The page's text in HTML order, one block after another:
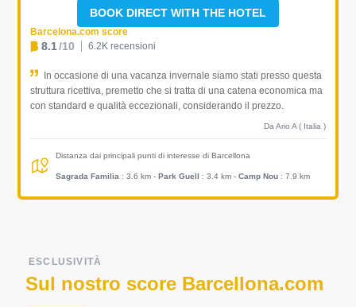
BOOK DIRECT WITH THE HOTEL
Barcelona.com score
8.1/10 6.2K recensioni
In occasione di una vacanza invernale siamo stati presso questa
struttura ricettiva, premetto che si tratta di una catena economica ma
con standard e qualità eccezionali, considerando il prezzo.
Da Ario A ( Italia )
Distanza dai principali punti di interesse di Barcellona
Sagrada Familia : 3.6 km - Park Guell : 3.4 km - Camp Nou : 7.9 km
ESCLUSIVITÀ
Sul nostro score Barcellona.com